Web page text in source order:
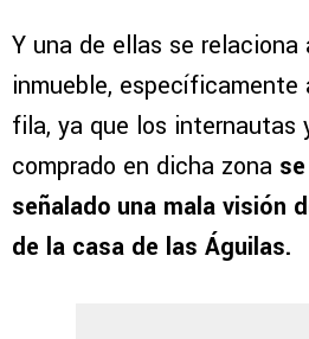
Y una de ellas se
inmueble, específicamente
fila, ya que los internautas
comprado en dicha zona
señalado una mala visión
de la casa de las Águilas.